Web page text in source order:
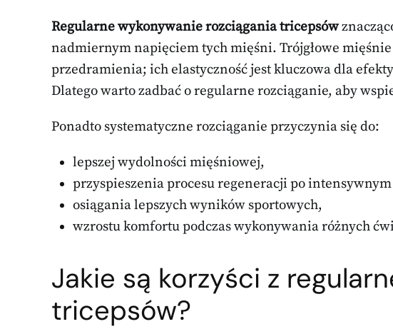
Regularne wykonywanie rozciągania tricepsów
nadmiernym napięciem tych mięśni. Trójgłowe
przedramienia; ich elastyczność jest kluczowa dla
Dlatego warto zadbać o regularne rozciąganie, aby
Ponadto systematyczne rozciąganie przyczynia się do:
lepszej wydolności mięśniowej,
przyspieszenia procesu regeneracji po
osiągania lepszych wyników sportowych,
wzrostu komfortu podczas wykonywania różnych
Jakie są korzyści z
tricepsów?